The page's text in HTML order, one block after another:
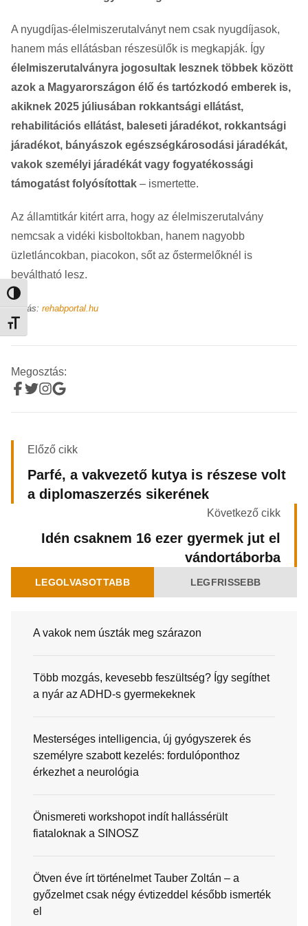
Nagy kontraszt váltása
Betűméret váltása
A nyugdíjas-élelmiszerutalványt nem csak nyugdíjasok,
hanem más ellátásban részesülők is megkapják. Így
élelmiszerutalványra jogosultak lesznek többek között
azok a Magyarországon élő és tartózkodó emberek is,
akiknek 2025 júliusában rokkantsági ellátást,
rehabilitációs ellátást, baleseti járadékot, rokkantsági
járadékot, bányászok egészségkárosodási járadékát,
vakok személyi járadékát vagy fogyatékossági
támogatást folyósítottak – ismertette.
Az államtitkár kitért arra, hogy az élelmiszerutalvány
nemcsak a vidéki kisboltokban, hanem nagyobb
üzletláncokban, piacokon, sőt az őstermelőknél is
beváltható lesz.
Forrás: rehabportal.hu
Megosztás:
Előző cikk
Parfé, a vakvezető kutya is részese volt
a diplomaszerzés sikerének
Következő cikk
Idén csaknem 16 ezer gyermek jut el
vándortáborba
LEGOLVASOTTABB LEGFRISSEBB
A vakok nem úszták meg szárazon
Több mozgás, kevesebb feszültség? Így segíthet
a nyár az ADHD-s gyermekeknek
Mesterséges intelligencia, új gyógyszerek és
személyre szabott kezelés: fordulóponthoz
érkezhet a neurológia
Önismereti workshopot indít hallássérült
fiataloknak a SINOSZ
Ötven éve írt történelmet Tauber Zoltán – a
győzelmet csak négy évtizeddel később ismerték
el